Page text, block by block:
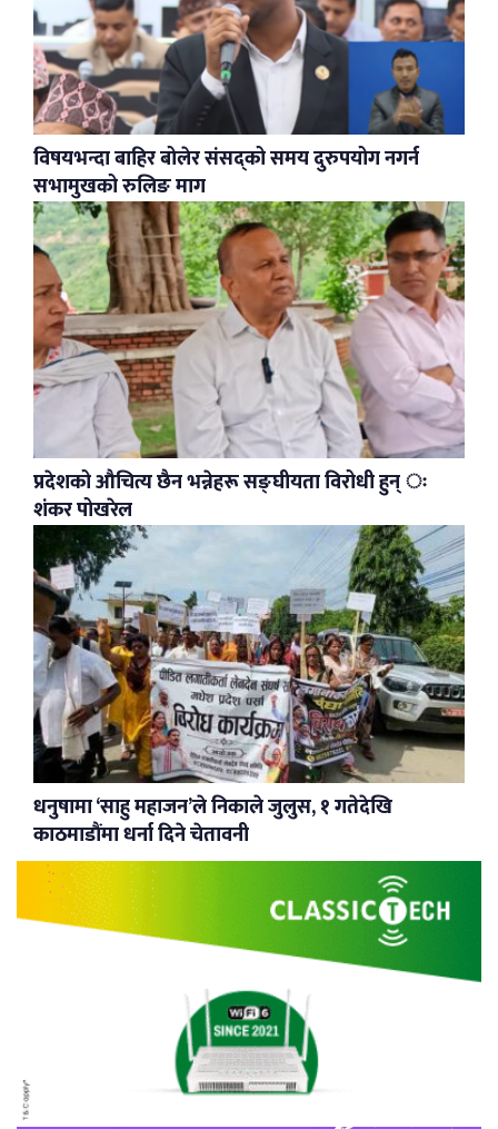
विषयभन्दा बाहिर बोलेर संसद्को समय दुरुपयोग नगर्न
सभामुखको रुलिङ माग
प्रदेशको औचित्य छैन भन्नेहरू सङ्घीयता विरोधी हुन् ः
शंकर पोखरेल
धनुषामा ‘साहु महाजन’ले निकाले जुलुस, १ गतेदेखि
काठमाडौंमा धर्ना दिने चेतावनी